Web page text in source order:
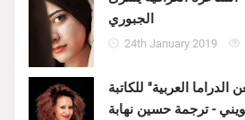
الجبوري
24th January 2019
العربية" للكاتبة
- ترجمة حسين نهابة